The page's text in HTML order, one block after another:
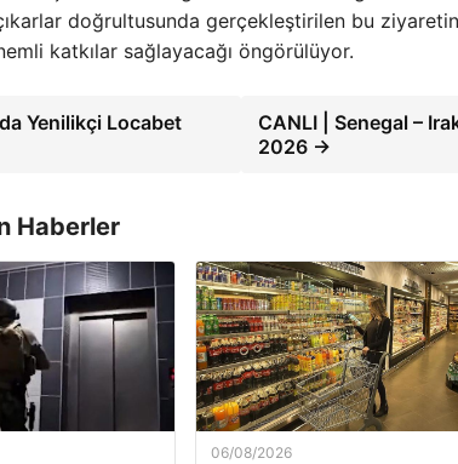
doğrultusunda gerçekleştirilen bu
katkılar sağlayacağı öngörülüyor.
Yenilikçi Locabet
CANLI | Senegal –
2026 →
Haberler
06/08/2026